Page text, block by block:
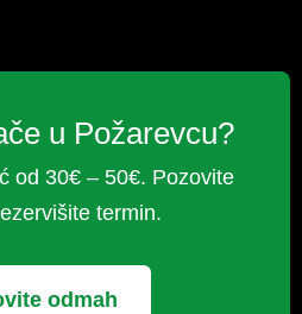
u Požarevcu?
od 30€ – 50€. Pozovite
termin.
odmah